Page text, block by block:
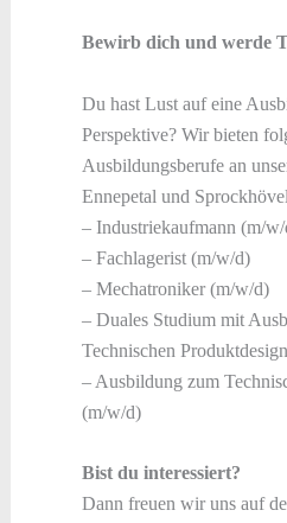
Bewirb dich und werde
Du hast Lust auf eine
Perspektive? Wir bieten
Ausbildungsberufe an
Ennepetal und
– Industriekaufmann (m/
– Fachlagerist (m/w/d)
– Mechatroniker (m/w/d)
– Duales Studium mit
Technischen
– Ausbildung zum
(m/w/d)
Bist du interessiert?
Dann freuen wir uns auf